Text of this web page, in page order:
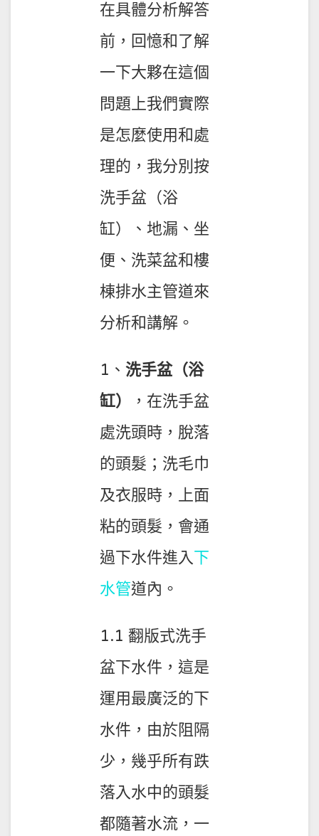
在具體分析解答
前，回憶和了解
一下大夥在這個
問題上我們實際
是怎麼使用和處
理的，我分別按
洗手盆（浴
缸）、地漏、坐
便、洗菜盆和樓
棟排水主管道來
分析和講解。
1、 洗手盆（浴
缸）
，在洗手盆
處洗頭時，脫落
的頭髮；洗毛巾
及衣服時，上面
粘的頭髮，會通
過下水件進入下
水管道內。
1.1 翻版式洗手
盆下水件，這是
運用最廣泛的下
水件，由於阻隔
少，幾乎所有跌
落入水中的頭髮
都隨著水流，一